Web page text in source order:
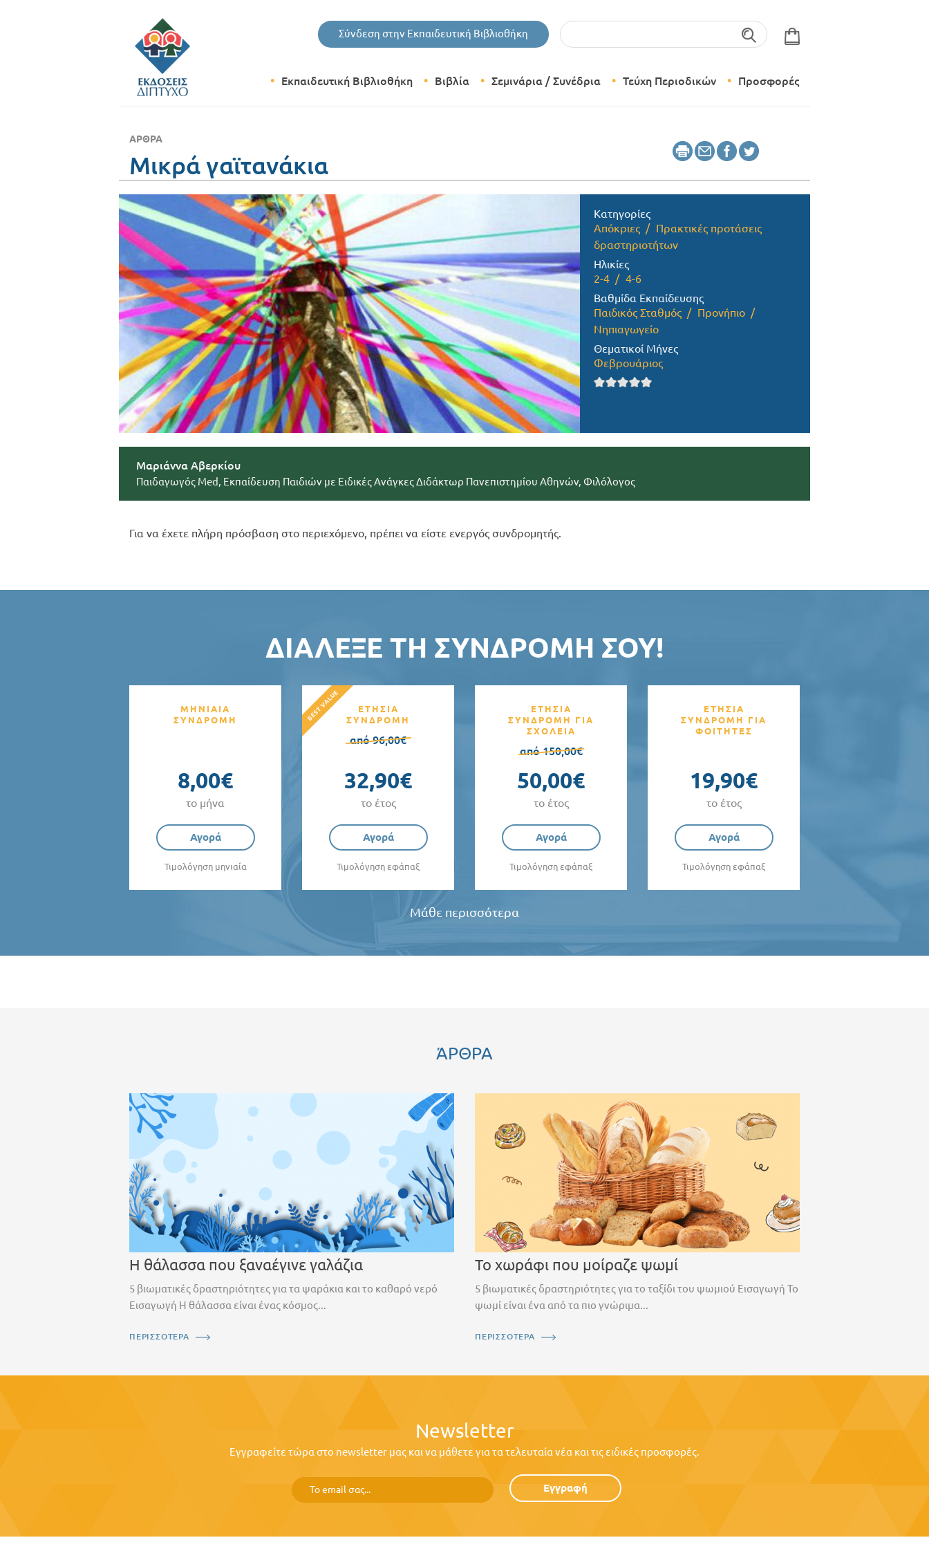
Σύνδεση στην Εκπαιδευτική Βιβλιοθήκη
Εκπαιδευτική Βιβλιοθήκη Βιβλία Σεμινάρια / Συνέδρια Τεύχη Περιοδικών
Δημιουργικό Εργαστήρι
Προσφορές
ΆΡΘΡΑ
Μικρά γαϊτανάκια
Κατηγορίες
Απόκριες
Πρακτικές προτάσεις
δραστηριοτήτων
Ηλικίες
2-4
4-6
Βαθμίδα Εκπαίδευσης
Παιδικός Σταθμός
Προνήπιο
Νηπιαγωγείο
Θεματικοί Μήνες
Φεβρουάριος
Μαριάννα Αβερκίου
Παιδαγωγός Med, Εκπαίδευση Παιδιών με Ειδικές Ανάγκες Διδάκτωρ Πανεπιστημίου Αθηνών, Φιλόλογος
Για να έχετε πλήρη πρόσβαση στο περιεχόμενο, πρέπει να είστε ενεργός συνδρομητής.
ΔΙΆΛΕΞΕ ΤΗ ΣΥΝΔΡΟΜΉ ΣΟΥ!
ΜΗΝΙΑΙΑ
ΣΥΝΔΡΟΜΗ
8,00€
το μήνα
Αγορά
Τιμολόγηση μηνιαία
ΕΤΗΣΙΑ
ΣΥΝΔΡΟΜΗ
από 96,00€
32,90€
το έτος
Αγορά
Τιμολόγηση εφάπαξ
ΕΤΗΣΙΑ
ΣΥΝΔΡΟΜΗ ΓΙΑ
ΣΧΟΛΕΙΑ
από 150,00€
50,00€
το έτος
Αγορά
Τιμολόγηση εφάπαξ
ΕΤΗΣΙΑ
ΣΥΝΔΡΟΜΗ ΓΙΑ
ΦΟΙΤΗΤΕΣ
19,90€
το έτος
Αγορά
Τιμολόγηση εφάπαξ
Μάθε περισσότερα
ΆΡΘΡΑ
Η θάλασσα που ξαναέγινε γαλάζια
5 βιωματικές δραστηριότητες για τα ψαράκια και το καθαρό νερό
Εισαγωγή Η θάλασσα είναι ένας κόσμος...
ΠΕΡΙΣΣΟΤΕΡΑ
Το χωράφι που μοίραζε ψωμί
5 βιωματικές δραστηριότητες για το ταξίδι του ψωμιού Εισαγωγή Το
ψωμί είναι ένα από τα πιο γνώριμα...
ΠΕΡΙΣΣΟΤΕΡΑ
Newsletter
Εγγραφείτε τώρα στο newsletter μας και να μάθετε για τα τελευταία νέα και τις ειδικές προσφορές.
Εγγραφή